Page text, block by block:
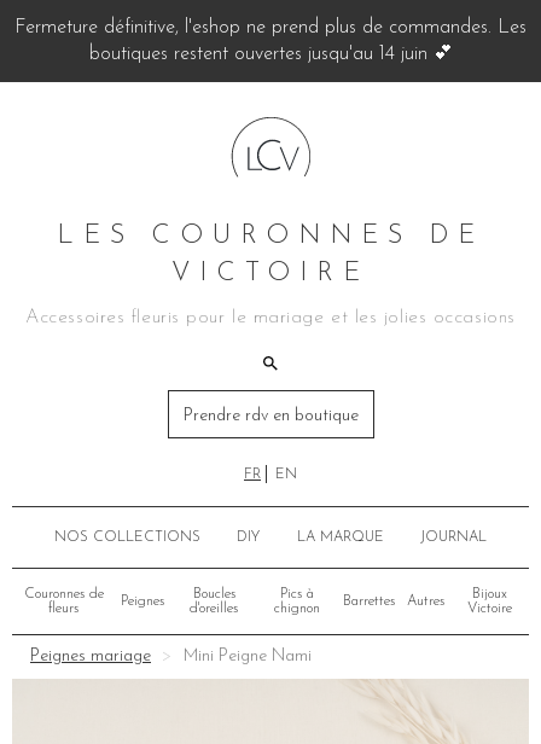
Fermeture définitive, l'eshop ne prend plus de commandes. Les
boutiques restent ouvertes jusqu'au 14 juin 💕
LES COURONNES DE
VICTOIRE
Accessoires fleuris pour le mariage et les jolies occasions
Prendre rdv en boutique
FR EN
NOS COLLECTIONS DIY LA MARQUE JOURNAL
Couronnes de
fleurs
Peignes
Boucles
d'oreilles
Pics à
chignon
Barrettes Autres
Bijoux
Victoire
Peignes mariage Mini Peigne Nami